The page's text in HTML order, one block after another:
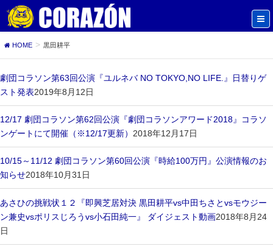
HOME 黒田耕平
劇団コラソン第63回公演『ユルネバ NO TOKYO,NO LIFE.』日替りゲ
スト発表2019年8月12日
12/17 劇団コラソン第62回公演『劇団コラソンアワード2018』コラソ
ンゲートにて開催（※12/17更新） 2018年12月17日
10/15～11/12 劇団コラソン第60回公演『時給100万円』公演情報のお
知らせ2018年10月31日
あさひの挑戦状１２『即興芝居対決 黒田耕平vs中田ちさとvsモウジー
ン兼史vsポリスじろうvs小石田純一』 ダイジェスト動画2018年8月24
日